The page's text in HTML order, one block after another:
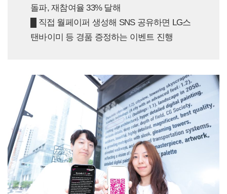
돌파, 재참여율 33% 달해
█ 직접 월페이퍼 생성해 SNS 공유하면 LG스
탠바이미 등 경품 증정하는 이벤트 진행